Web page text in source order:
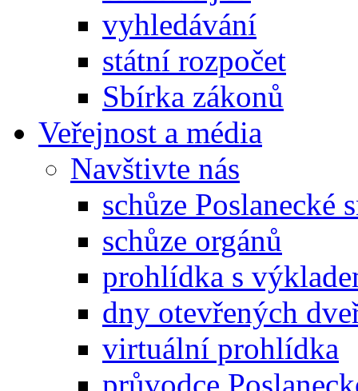
vyhledávání
státní rozpočet
Sbírka zákonů
Veřejnost a média
Navštivte nás
schůze Poslanecké
schůze orgánů
prohlídka s
dny otevřených
virtuální prohlídka
průvodce